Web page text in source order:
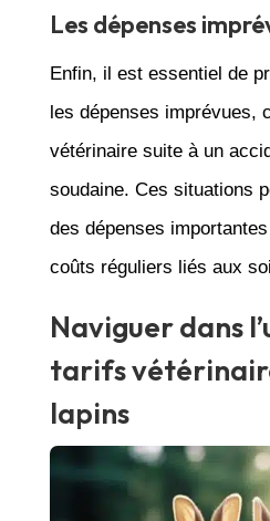
Les dépenses
Enfin, il est essentiel de
les dépenses imprévues,
vétérinaire suite à un
soudaine. Ces situations
des dépenses
coûts réguliers liés aux
Naviguer dans
tarifs
lapins